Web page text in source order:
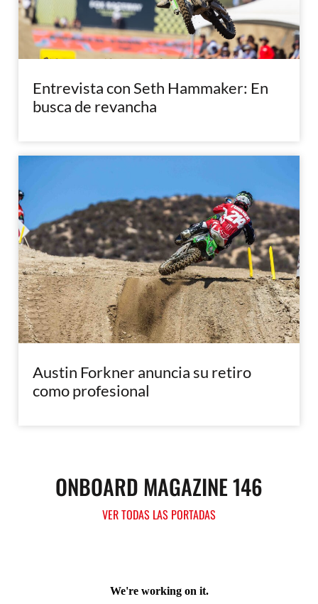
Entrevista con Seth Hammaker: En
busca de revancha
Austin Forkner anuncia su retiro
como profesional
ONBOARD MAGAZINE 146
VER TODAS LAS PORTADAS